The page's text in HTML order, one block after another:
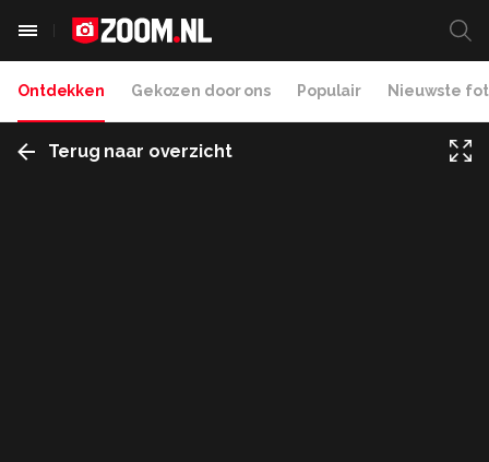
Ontdekken Gekozen door ons Populair Nieuwste
Terug naar overzicht